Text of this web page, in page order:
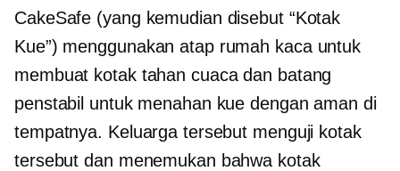
CakeSafe (yang kemudian disebut “Kotak
Kue”) menggunakan atap rumah kaca untuk
membuat kotak tahan cuaca dan batang
penstabil untuk menahan kue dengan aman di
tempatnya. Keluarga tersebut menguji kotak
tersebut dan menemukan bahwa kotak